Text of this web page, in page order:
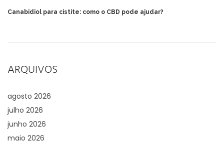
Canabidiol para cistite: como o CBD pode ajudar?
ARQUIVOS
agosto 2026
julho 2026
junho 2026
maio 2026